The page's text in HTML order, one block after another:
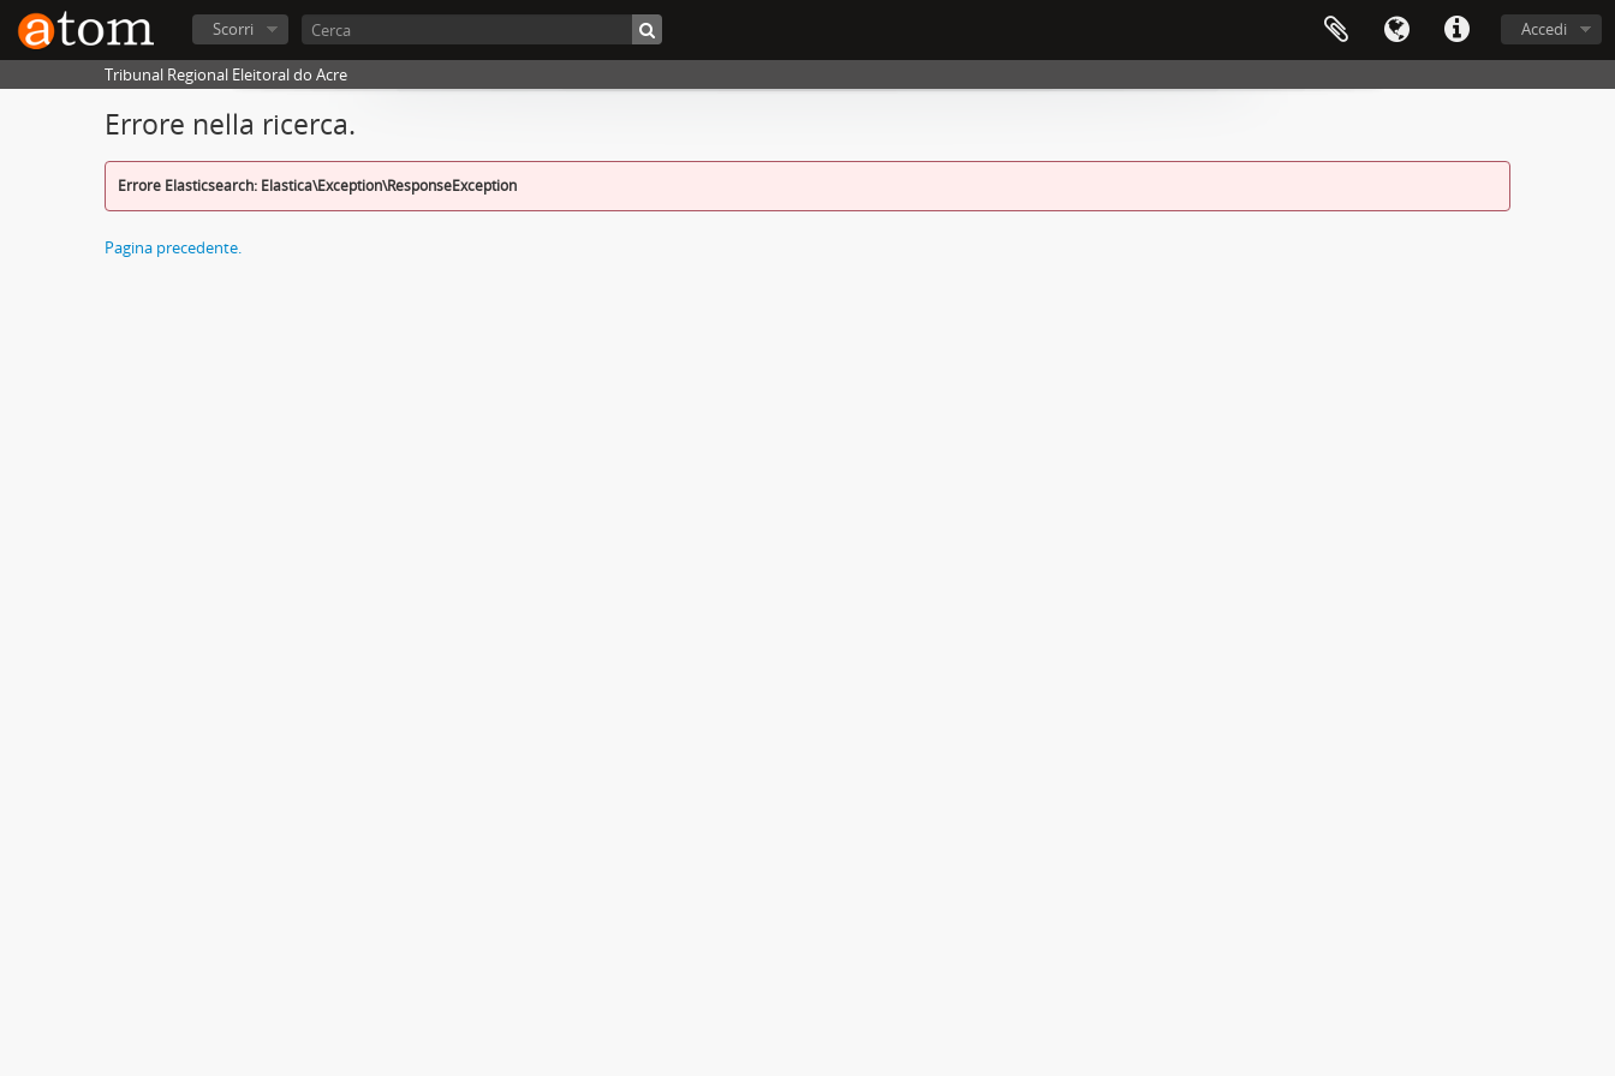
Accedi
Scorri
Tribunal Regional Eleitoral do Acre
Errore nella ricerca.
Errore Elasticsearch: Elastica\Exception\ResponseException
Pagina precedente.